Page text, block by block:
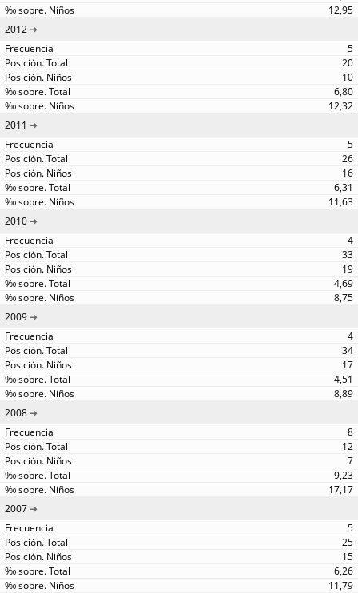
12,95
2012
5
20
10
6,80
12,32
2011
5
26
16
6,31
11,63
2010
4
33
19
4,69
8,75
2009
4
34
17
4,51
8,89
2008
8
12
7
9,23
17,17
2007
5
25
15
6,26
11,79